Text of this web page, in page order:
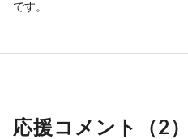
です。
応援コメント（2）